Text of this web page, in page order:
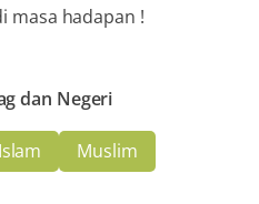
masa hadapan !
dan Negeri
Islam Muslim